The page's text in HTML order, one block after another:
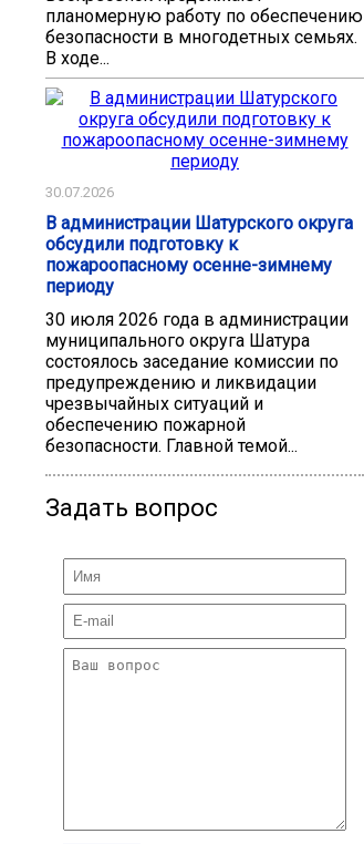
планомерную работу по обеспечению
безопасности в многодетных семьях.
В ходе...
30.07.2026
В администрации Шатурского округа
обсудили подготовку к
пожароопасному осенне-зимнему
периоду
30 июля 2026 года в администрации
муниципального округа Шатура
состоялось заседание комиссии по
предупреждению и ликвидации
чрезвычайных ситуаций и
обеспечению пожарной
безопасности. Главной темой...
Задать вопрос